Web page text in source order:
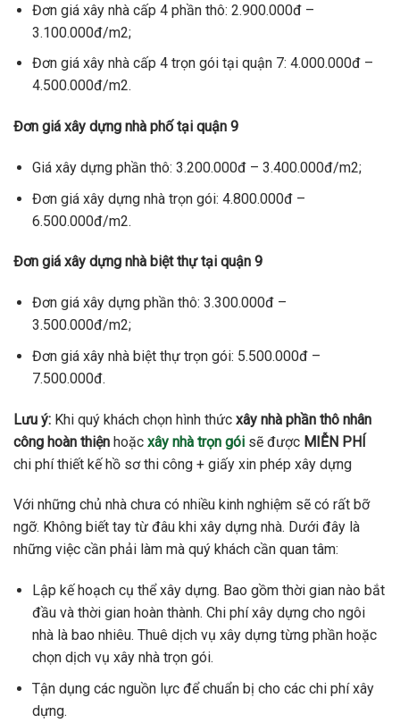
Đơn giá xây nhà cấp 4 phần thô: 2.900.000đ –
3.100.000đ/m2;
Đơn giá xây nhà cấp 4 trọn gói tại quận 7: 4.000.000đ –
4.500.000đ/m2.
Đơn giá xây dựng nhà phố tại quận 9
Giá xây dựng phần thô: 3.200.000đ – 3.400.000đ/m2;
Đơn giá xây dựng nhà trọn gói: 4.800.000đ –
6.500.000đ/m2.
Đơn giá xây dựng nhà biệt thự tại quận 9
Đơn giá xây dựng phần thô: 3.300.000đ –
3.500.000đ/m2;
Đơn giá xây nhà biệt thự trọn gói: 5.500.000đ –
7.500.000đ.
Lưu ý: Khi quý khách chọn hình thức xây nhà phần thô nhân
công hoàn thiện hoặc xây nhà trọn gói sẽ được MIỄN PHÍ
chi phí thiết kế hồ sơ thi công + giấy xin phép xây dựng
Với những chủ nhà chưa có nhiều kinh nghiệm sẽ có rất bỡ
ngỡ. Không biết tay từ đâu khi xây dựng nhà. Dưới đây là
những việc cần phải làm mà quý khách cần quan tâm:
Lập kế hoạch cụ thể xây dựng. Bao gồm thời gian nào bắt
đầu và thời gian hoàn thành. Chi phí xây dựng cho ngôi
nhà là bao nhiêu. Thuê dịch vụ xây dựng từng phần hoặc
chọn dịch vụ xây nhà trọn gói.
Tận dụng các nguồn lực để chuẩn bị cho các chi phí xây
dựng.